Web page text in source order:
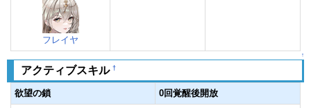
フレイヤ
↑
アクティブスキル †
欲望の鎖 0回覚醒後開放